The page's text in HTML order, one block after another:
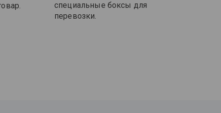
специальные боксы для
перевозки.